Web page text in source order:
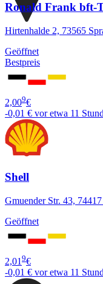
Ronald Frank bft-
Hirtenhalde 2, 73565
Geöffnet
Bestpreis
2,009€
-0,01 € vor etwa 11
Shell
Gmuender Str. 43,
Geöffnet
2,01 9€
-0,01 € vor etwa 11